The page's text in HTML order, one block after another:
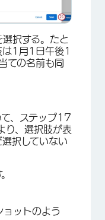
×
択する。たと
は1月1日午後1
ての名前も同
て、ステップ17
り、選択肢が表
択していない
ョットのよう